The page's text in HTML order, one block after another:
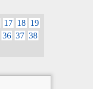
17 18 19
36 37 38